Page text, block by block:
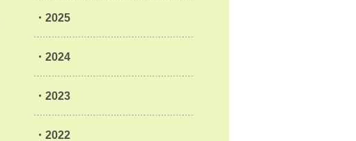
2025
2024
2023
2022